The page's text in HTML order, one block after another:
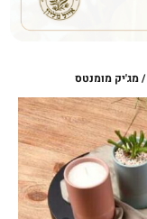
/ מג'יק מומנטס